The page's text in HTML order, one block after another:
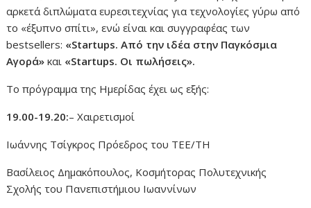
αρκετά διπλώματα ευρεσιτεχνίας για τεχνολογίες γύρω από
το «έξυπνο σπίτι», ενώ είναι και συγγραφέας των
bestsellers: «Startups. Από την ιδέα στην Παγκόσμια
Αγορά»και «Startups. Οι πωλήσεις».
Το πρόγραμμα της Ημερίδας έχει ως εξής:
19.00-19.20:– Χαιρετισμοί
Ιωάννης Τσίγκρος Πρόεδρος του ΤΕΕ/ΤΗ
Βασίλειος Δημακόπουλος, Κοσμήτορας Πολυτεχνικής
Σχολής του Πανεπιστήμιου Ιωαννίνων